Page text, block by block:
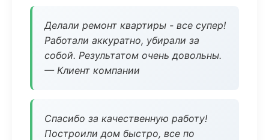
Делали ремонт квартиры - все супер!
Работали аккуратно, убирали за
собой. Результатом очень довольны.
— Клиент компании
Спасибо за качественную работу!
Построили дом быстро, все по